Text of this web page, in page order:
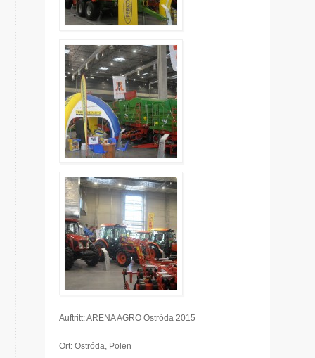
Auftritt: ARENA AGRO Ostróda 2015
Ort: Ostróda, Polen